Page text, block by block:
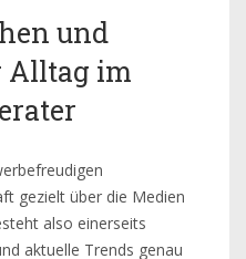
und
Alltag im
gezielt über die Medien
also einerseits
aktuelle Trends genau